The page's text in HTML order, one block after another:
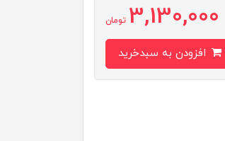
3,130,000 تومان